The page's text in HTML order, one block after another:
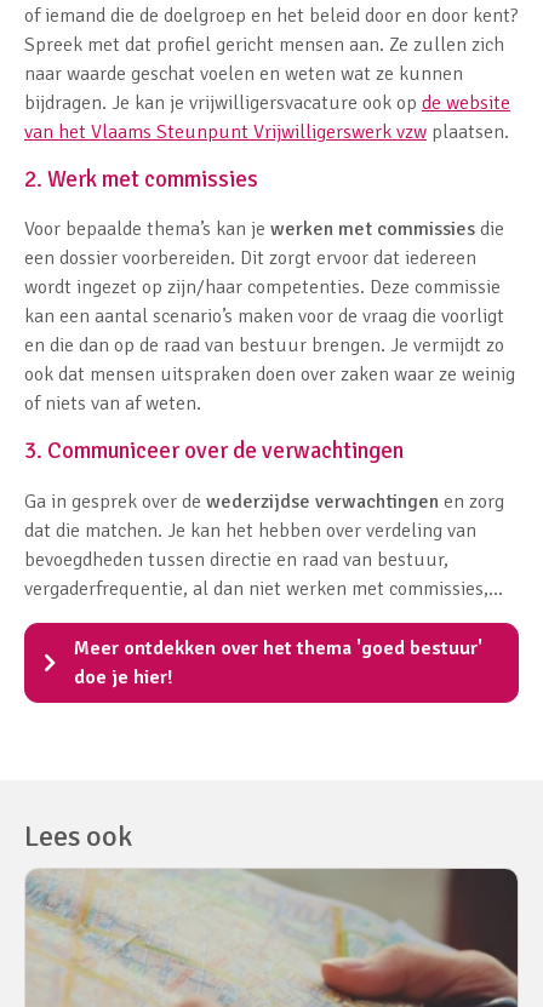
of iemand die de doelgroep en het beleid door en door kent?
Spreek met dat profiel gericht mensen aan. Ze zullen zich
naar waarde geschat voelen en weten wat ze kunnen
bijdragen. Je kan je vrijwilligersvacature ook op de website
van het Vlaams Steunpunt Vrijwilligerswerk vzw plaatsen.
2. Werk met commissies
Voor bepaalde thema’s kan je werken met commissies die
een dossier voorbereiden. Dit zorgt ervoor dat iedereen
wordt ingezet op zijn/haar competenties. Deze commissie
kan een aantal scenario’s maken voor de vraag die voorligt
en die dan op de raad van bestuur brengen. Je vermijdt zo
ook dat mensen uitspraken doen over zaken waar ze weinig
of niets van af weten.
3. Communiceer over de verwachtingen
Ga in gesprek over de wederzijdse verwachtingen en zorg
dat die matchen. Je kan het hebben over verdeling van
bevoegdheden tussen directie en raad van bestuur,
vergaderfrequentie, al dan niet werken met commissies,...
Meer ontdekken over het thema 'goed bestuur'
doe je hier!
Lees ook